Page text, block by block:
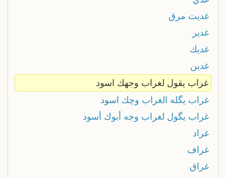
غديت مرق
غدير
غديك
غدين
غراب يقول لغراب وجهك اسود
غراب يگله الغراب وچك اسود
غراب يگول لغراب وجه أبوك أسود
غراد
غراف
غراق